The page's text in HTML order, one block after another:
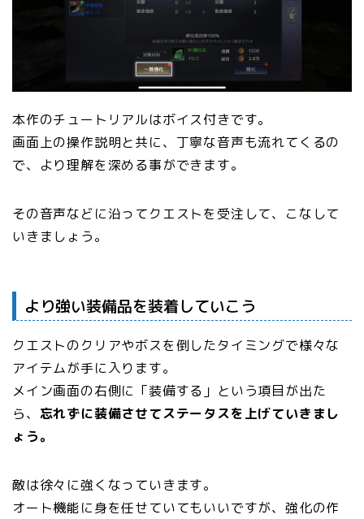
本作のチュートリアルはボイス付きです。
画面上の操作説明と共に、丁寧な音声も流れてくるの
で、より理解を深める事ができます。
その音声などに沿ってクエストを受注して、こなして
いきましょう。
より強い装備品を装着していこう
クエストのクリアやボスを倒したタイミングで様々な
アイテムが手に入ります。
メイン画面の右側に「装備する」という項目が出た
ら、 忘れずに装備させてステータスを上げていきまし
ょう。
敵は徐々に強くなっていきます。
オート機能に身を任せていてもいいですが、強化の作